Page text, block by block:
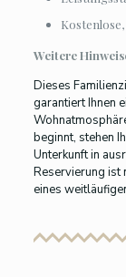
Weitere
Dieses
garantiert Ihnen
beginnt, stehen
Unterkunft in
Reservierung ist
eines